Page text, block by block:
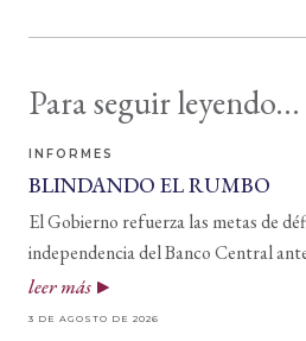
Para seguir leyendo...
INFORMES
BLINDANDO EL RUMBO
El Gobierno refuerza las metas de
independencia del Banco Central
leer más
3 DE AGOSTO DE 2026